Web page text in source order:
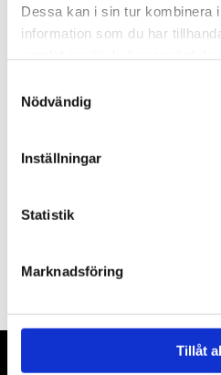
Dessa kan i sin tur kombinera
information som du har
Nödvändig
Inställningar
Statistik
Marknadsföring
Tillåt
Beskrivning
Om varumärket
Filer